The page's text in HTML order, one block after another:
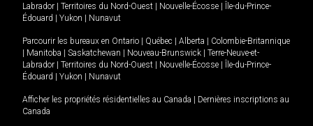
Labrador
Territoires du Nord-Ouest Nouvelle-Écosse
Île-du-Prince-
Édouard
Yukon Nunavut
Parcourir les bureaux en Ontario Québec Alberta
Colombie-Britannique
Manitoba Saskatchewan Nouveau-Brunswick
Terre-Neuve-et-
Labrador
Territoires du Nord-Ouest Nouvelle-Écosse
Île-du-Prince-
Édouard
Yukon Nunavut
Afficher les propriétés résidentielles au Canada
Dernières inscriptions au
Canada